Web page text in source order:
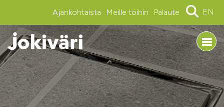
Ajankohtaista Meille töihin Palaute EN